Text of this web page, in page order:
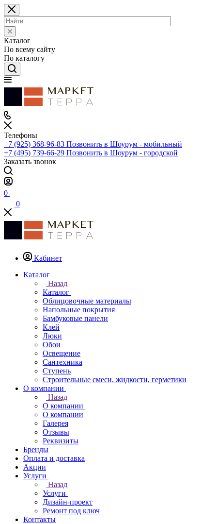
Каталог
По всему сайту
По каталогу
Телефоны
+7 (925) 368-96-83 Позвонить в Шоурум - мобильный
+7 (495) 739-66-29 Позвонить в Шоурум - городской
Заказать звонок
0
0
Кабинет
Каталог
Назад
Каталог
Облицовочные материалы
Напольные покрытия
Бамбуковые панели
Клей
Люки
Обои
Освещение
Сантехника
Ступень
Строительные смеси, жидкости, герметики
О компании
Назад
О компании
О компании
Галерея
Отзывы
Реквизиты
Бренды
Оплата и доставка
Акции
Услуги
Назад
Услуги
Дизайн-проект
Ремонт под ключ
Контакты